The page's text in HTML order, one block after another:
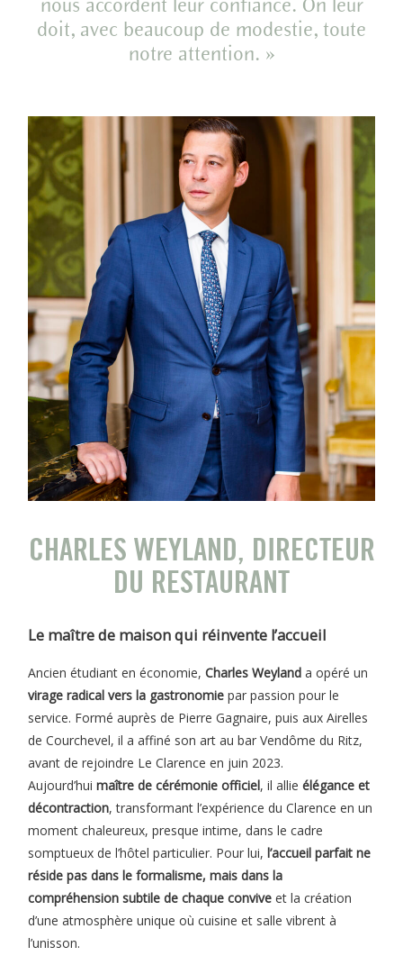
nous accordent leur confiance. On leur
doit, avec beaucoup de modestie, toute
notre attention. »
CHARLES WEYLAND, DIRECTEUR
DU RESTAURANT
Le maître de maison qui réinvente l’accueil
Ancien étudiant en économie,Charles Weyland a opéré un
virage radical vers la gastronomie par passion pour le
service. Formé auprès de Pierre Gagnaire, puis aux Airelles
de Courchevel, il a affiné son art au bar Vendôme du Ritz,
avant de rejoindre Le Clarence en juin 2023.
Aujourd’huimaître de cérémonie officiel, il allieélégance et
décontraction, transformant l’expérience du Clarence en un
moment chaleureux, presque intime, dans le cadre
somptueux de l’hôtel particulier. Pour lui,l’accueil parfait ne
réside pas dans le formalisme, mais dans la
compréhension subtile de chaque convive et la création
d’une atmosphère unique où cuisine et salle vibrent à
l’unisson.